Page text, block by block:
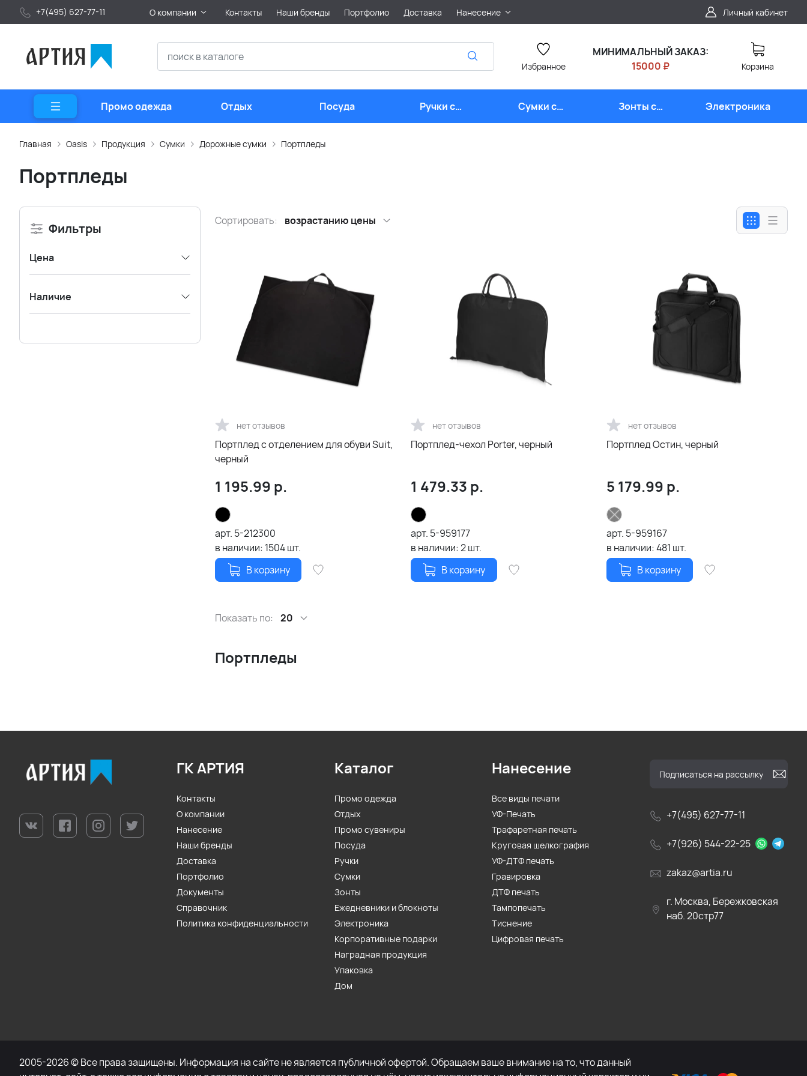
+7(495) 627-77-11 О компании Контакты Наши бренды Портфолио Доставка Нанесение Личный кабинет
Избранное
МИНИМАЛЬНЫЙ ЗАКАЗ:
15000 ₽
Корзина
Промо одежда Отдых Посуда
Ручки с
логотипом
Сумки с
логотипом
Зонты с
логотипом
Электроника
Главная Oasis Продукция Сумки Дорожные сумки Портпледы
Портпледы
Фильтры
Цена
Наличие
Сортировать: возрастанию цены
нет отзывов
Портплед с отделением для обуви Suit,
черный
1 195.99 р.
арт. 5-212300
в наличии: 1504шт.
В корзину
нет отзывов
Портплед-чехол Porter, черный
1 479.33 р.
арт. 5-959177
в наличии:2шт.
В корзину
нет отзывов
Портплед Остин, черный
5 179.99 р.
арт. 5-959167
в наличии:481 шт.
В корзину
Показать по: 20
Портпледы
+7(495) 627-77-11
+7(926) 544-22-25
zakaz@artia.ru
г. Москва, Бережковская
наб. 20стр77
ГК АРТИЯ
Контакты
О компании
Нанесение
Наши бренды
Доставка
Портфолио
Документы
Справочник
Политика конфиденциальности
Каталог
Промо одежда
Отдых
Промо сувениры
Посуда
Ручки
Сумки
Зонты
Ежедневники и блокноты
Электроника
Корпоративные подарки
Наградная продукция
Упаковка
Дом
Нанесение
Все виды печати
УФ-Печать
Трафаретная печать
Круговая шелкография
УФ-ДТФ печать
Гравировка
ДТФ печать
Тампопечать
Тиснение
Цифровая печать
2005-2026 © Все права защищены. Информация на сайте не является публичной офертой. Обращаем ваше внимание на то, что данный